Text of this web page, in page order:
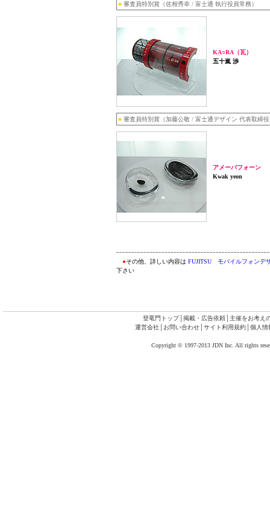
■ 審査員特別賞（佐相秀幸 / 富士通 執行役員常務）
KA○RA（瓦）
五十嵐 渉
■ 審査員特別賞（加藤公敬 / 富士通デザイン 代表取締
アメーバフォーン
Kwak yeon
●その他、詳しい内容は FUJITSU モバイルフォンデ
下さい
登竜門トップ│ 掲載・広告依頼
主催をお考え
運営会社│ お問い合わせ│ サイト利用規約│ 個人情
Copyright © 1997-2013 JDN Inc. All rights